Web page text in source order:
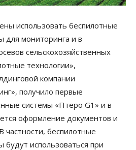
использовать беспилотные
для мониторинга и в
сельскохозяйственных
технологии»,
компании
получило первые
системы «Птеро G1» и в
оформление документов и
частности, беспилотные
будут использоваться при